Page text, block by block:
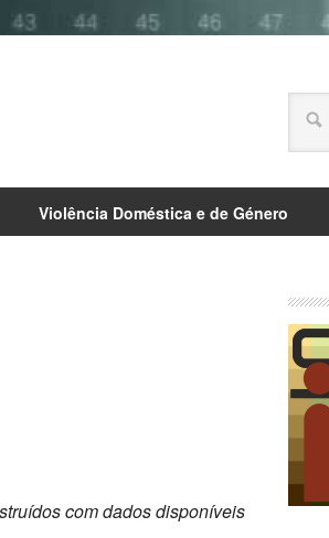
Violência Doméstica e de Género
com dados disponíveis